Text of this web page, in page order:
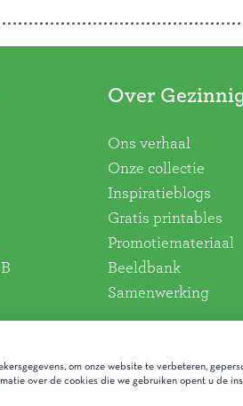
Over
Ons verhaal
Onze collectie
Inspiratieblogs
Gratis printables
Promotiemateriaal
Beeldbank
Samenwerking
om onze website te verbeteren,
over de cookies die we gebruiken opent u de